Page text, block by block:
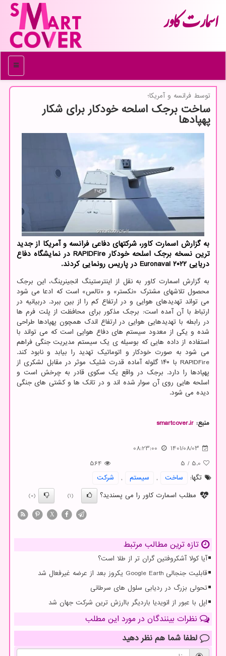
اسمارت كاور
منو
توسط فرانسه و آمریكا؛
ساخت برجک اسلحه خودکار برای شکار
پهپادها
به گزارش اسمارت کاور، شرکتهای دفاعی فرانسه و آمریکا از جدید
ترین نسخه برجک اسلحه خودکار RAPIDFire در نمایشگاه دفاع
دریایی Euronaval ۲۰۲۲ در پاریس رونمایی کردند.
به گزارش اسمارت کاور به نقل از اینترستینگ انجینرینگ، این برجک
محصول تلاشهای مشترک «نکستر» و «تالس» است که ادعا می شود
می تواند تهدیدهای هوایی و در ارتفاع کم را از بین ببرد. دربیانیه در
ارتباط با آن آمده است: برجک مذکور برای محافظت از پلت فرم ها
در رابطه با تهدیدهایی هوایی در ارتفاع اندک همچون پهپادها طراحی
شده و یکی از معدود سیستم های دفاع هوایی است که می تواند با
استفاده از داده هایی که بوسیله ی یک سیستم مدیریت جنگی فراهم
می شود به صورت خودکار و اتوماتیک تهدید را بیابد و نابود کند.
RAPIDFire با ۱۴۰ گلوله آماده قدرت شلیک موثر در مقابل لشکری از
پهپادها را دارد. برجک در واقع یک سکوی قادر به چرخش است و
اسلحه هایی روی آن سوار شده اند و در تانک ها و کشتی های جنگی
دیده می شود.
منبع: smartcover.ir
1401/08/03
08:23:00
5.0
/
5
564
تگها:
ساخت , سیستم ,
شركت
مطلب اسمارت کاور را می پسندید؟
(1)
(0)
X
تازه ترین مطالب مرتبط
آیا کولا آشکروفتین گران تر از طلا است؟
قابلیت جنجالی Google Earth یکروز بعد از عرضه غیرفعال شد
تحولی بزرگ در ردیابی سلول های سرطانی
اپل با عبور از انویدیا باردیگر باارزش ترین شرکت جهان شد
نظرات بینندگان در مورد این مطلب
لطفا شما هم نظر دهید